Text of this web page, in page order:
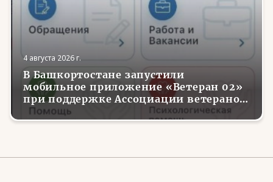
4 августа 2026 г.
В Башкортостане запустили
мобильное приложение «Ветеран 02»
при поддержке Ассоциации ветеранов
СВО